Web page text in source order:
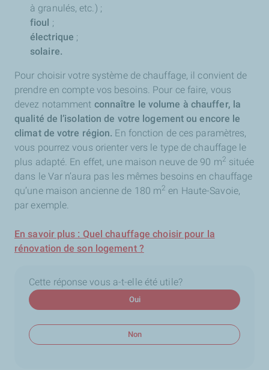
à granulés, etc.) ;
fioul ;
électrique ;
solaire.
Pour choisir votre système de chauffage, il convient de
prendre en compte vos besoins. Pour ce faire, vous
devez notamment connaître le volume à chauffer, la
qualité de l’isolation de votre logement ou encore le
climat de votre région. En fonction de ces paramètres,
vous pourrez vous orienter vers le type de chauffage le
plus adapté. En effet, une maison neuve de 90 m2 située
dans le Var n’aura pas les mêmes besoins en chauffage
qu’une maison ancienne de 180 m2 en Haute-Savoie,
par exemple.
En savoir plus : Quel chauffage choisir pour la
rénovation de son logement ?
Cette réponse vous a-t-elle été utile?
Oui
Non